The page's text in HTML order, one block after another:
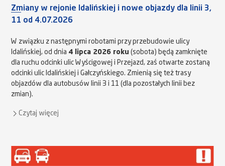
Zmiany w rejonie Idalińskiej i nowe objazdy dla linii 3,
11 od 4.07.2026
W związku z następnymi robotami przy przebudowie ulicy
Idalińskiej, od dnia 4 lipca 2026 roku (sobota) będą zamknięte
dla ruchu odcinki ulic Wyścigowej i Przejazd, zaś otwarte zostaną
odcinki ulic Idalińskiej i Gałczyńskiego. Zmienią się też trasy
objazdów dla autobusów linii 3 i 11 (dla pozostałych linii bez
zmian).
Czytaj więcej